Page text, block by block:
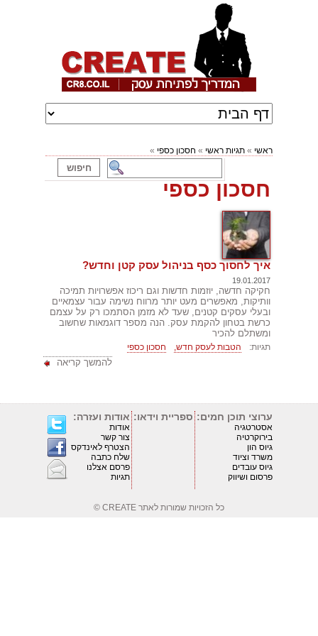
ראשי » תגיות ראשי » חסכון כספי »
חסכון כספי
איך לחסוך כסף בניהול עסק קטן וחדש?
19.01.2017
חקיקה חדשה, יוזמות חדשות וגם ריכוז אפשרויות תמיכה
וותיקות, מאפשרים מעט יותר מרווח נשימה עבור עצמאיים
ובעלי עסקים קטנים, שעד לא מזמן הסתמכו רק על עצמם
כרשת בטחון להקמת עסק. הנה מספר דוגמאות שחשוב
ומשתלם להכיר
תגיות: הטבות לעסק חדש, חסכון כספי
להמשך קריאה
ערוצי תוכן חמים:
אסטרטגיה
בירוקרטיה
גיוס הון
משרד וציוד
גיוס עובדים
פרסום ושיווק
ספריית וידאו: אודות ועזרה:
אודות
צור קשר
הצטרף לאינדקס
שלח כתבה
פרסם אצלנו
תגיות
כל הזכויות שמורות לאתר CREATE ©